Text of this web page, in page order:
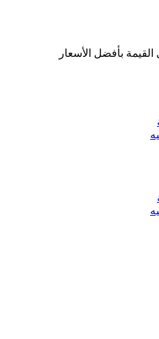
بأفضل الأسعار